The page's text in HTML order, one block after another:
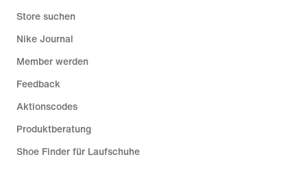
Store suchen
Nike Journal
Member werden
Feedback
Aktionscodes
Produktberatung
Shoe Finder für Laufschuhe